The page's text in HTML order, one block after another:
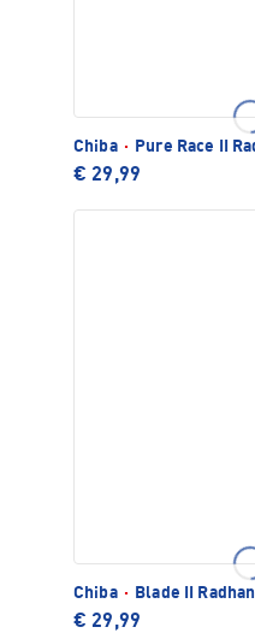
Chiba · Pure Race II
€ 29,99
Chiba · Blade II
€ 29,99